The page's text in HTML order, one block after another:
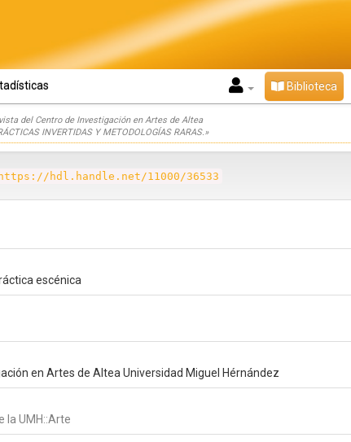
Biblioteca
del Centro de Investigación en Artes de Altea
INVERTIDAS Y METODOLOGÍAS RARAS.»
https://hdl.handle.net/11000/36533
escénica
en Artes de Altea Universidad Miguel Hérnández
la UMH::Arte